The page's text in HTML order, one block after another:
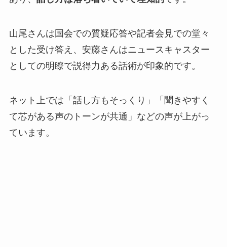
山尾さんは国会での質疑応答や記者会見での堂々
とした受け答え、安藤さんはニュースキャスター
としての明瞭で説得力ある話術が印象的です。
ネット上では「話し方もそっくり」「聞きやすく
て芯がある声のトーンが共通」などの声が上がっ
ています。